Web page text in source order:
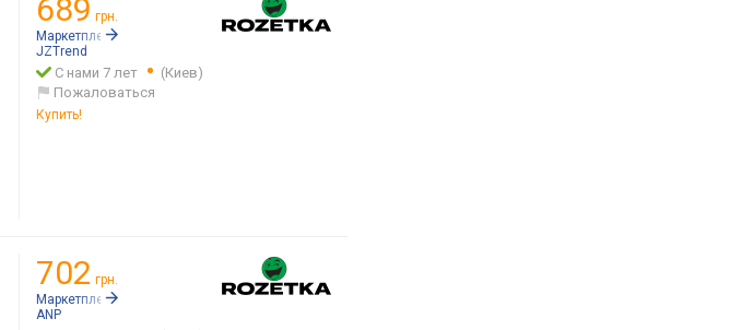
689 грн.
Маркетплейс:
JZTrend
С нами 7 лет
(Киев)
Пожаловаться
Купить!
702 грн.
Маркетплейс:
ANP